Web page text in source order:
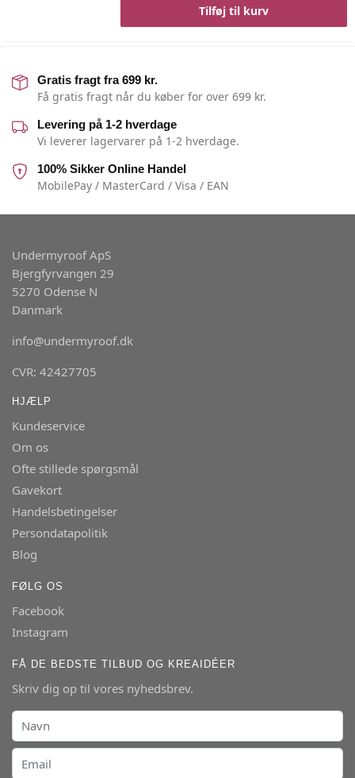
Tilføj til kurv
Gratis fragt fra 699 kr.
Få gratis fragt når du køber for over 699 kr.
Levering på 1-2 hverdage
Vi leverer lagervarer på 1-2 hverdage.
100% Sikker Online Handel
MobilePay / MasterCard / Visa / EAN
Undermyroof ApS
Bjergfyrvangen 29
5270 Odense N
Danmark
info@undermyroof.dk
CVR: 42427705
HJÆLP
Kundeservice
Om os
Ofte stillede spørgsmål
Gavekort
Handelsbetingelser
Persondatapolitik
Blog
FØLG OS
Facebook
Instagram
FÅ DE BEDSTE TILBUD OG KREAIDÉER
Skriv dig op til vores nyhedsbrev.